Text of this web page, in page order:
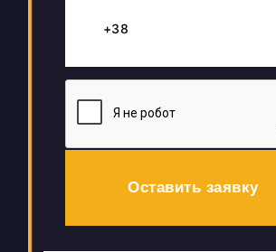
Оставить заявку